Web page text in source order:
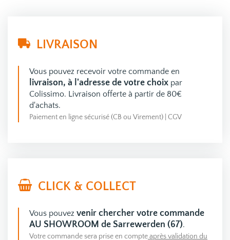
LIVRAISON
Vous pouvez recevoir votre commande en
livraison, à l'adresse de votre choix par
Colissimo. Livraison offerte à partir de 80€
d'achats.
Paiement en ligne sécurisé (CB ou Virement) CGV
CLICK & COLLECT
Vous pouvez venir chercher votre commande
AU SHOWROOM de Sarrewerden (67).
Votre commande sera prise en compteaprès validation du